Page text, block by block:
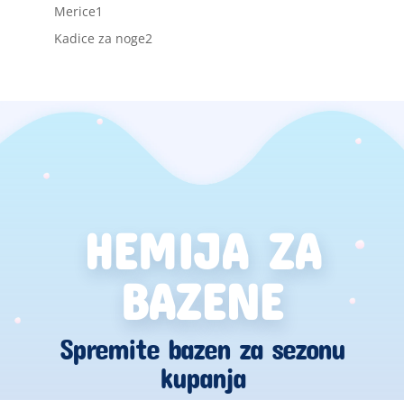
Merice1
proizvod
Kadice za noge22
HEMIJA ZA
BAZENE
Spremite bazen za sezonu
kupanja